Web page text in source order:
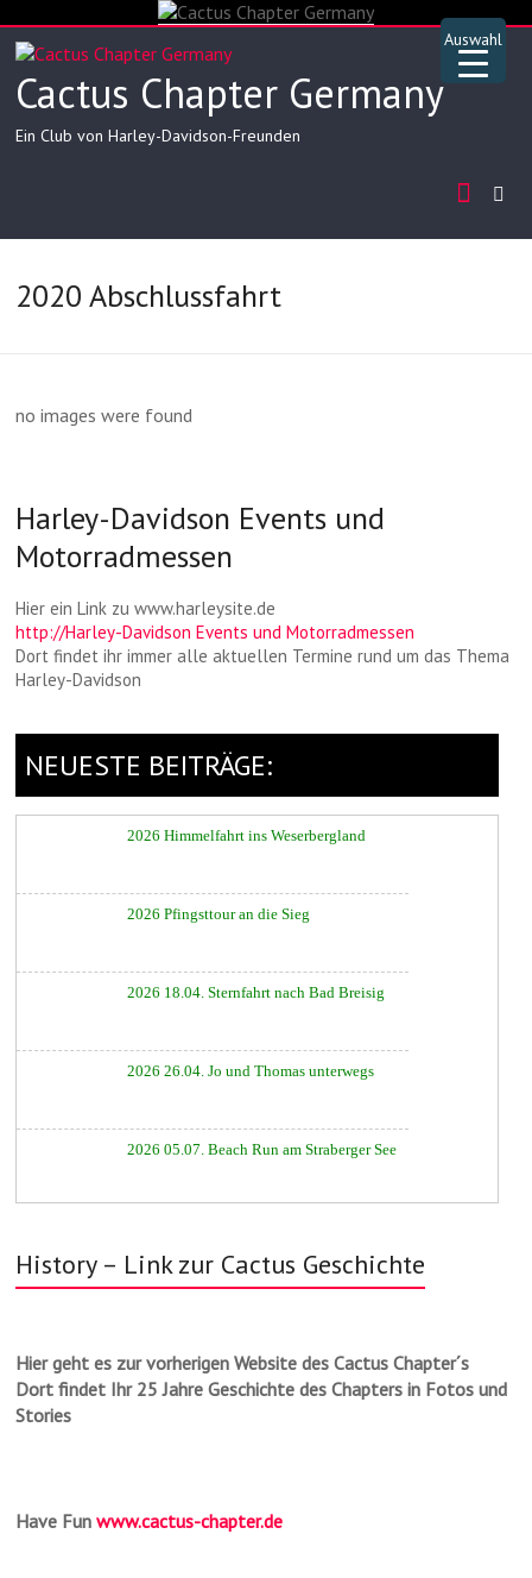
Auswahl
▲
to
content
Cactus Chapter Germany
Ein Club von Harley-Davidson-Freunden
2020 Abschlussfahrt
no images were found
Harley-Davidson Events und
Motorradmessen
Hier ein Link zu www.harleysite.de
http://Harley-Davidson Events und Motorradmessen
Dort findet ihr immer alle aktuellen Termine rund um das Thema
Harley-Davidson
NEUESTE BEITRÄGE:
2026 Himmelfahrt ins Weserbergland
2026 Pfingsttour an die Sieg
2026 18.04. Sternfahrt nach Bad Breisig
2026 26.04. Jo und Thomas unterwegs
2026 05.07. Beach Run am Straberger See
History – Link zur Cactus Geschichte
Hier geht es zur vorherigen Website des Cactus Chapter´s
Dort findet Ihr 25 Jahre Geschichte des Chapters in Fotos und
Stories
Have Funwww.cactus-chapter.de